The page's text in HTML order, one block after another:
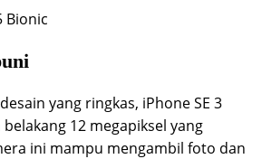
yang ringkas, iPhone SE 3
12 megapiksel yang
ini mampu mengambil foto dan